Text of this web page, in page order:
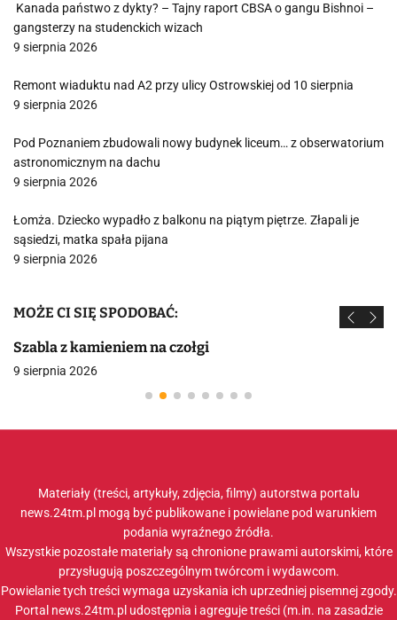
Kanada państwo z dykty? – Tajny raport CBSA o gangu Bishnoi –
gangsterzy na studenckich wizach
9 sierpnia 2026
Remont wiaduktu nad A2 przy ulicy Ostrowskiej od 10 sierpnia
9 sierpnia 2026
Pod Poznaniem zbudowali nowy budynek liceum… z obserwatorium
astronomicznym na dachu
9 sierpnia 2026
Łomża. Dziecko wypadło z balkonu na piątym piętrze. Złapali je
sąsiedzi, matka spała pijana
9 sierpnia 2026
MOŻE CI SIĘ SPODOBAĆ:
Szabla z kamieniem na czołgi
9 sierpnia 2026
Materiały (treści, artykuły, zdjęcia, filmy) autorstwa portalu
news.24tm.pl mogą być publikowane i powielane pod warunkiem
podania wyraźnego źródła.
Wszystkie pozostałe materiały są chronione prawami autorskimi, które
przysługują poszczególnym twórcom i wydawcom.
Powielanie tych treści wymaga uzyskania ich uprzedniej pisemnej zgody.
Portal news.24tm.pl udostępnia i agreguje treści (m.in. na zasadzie